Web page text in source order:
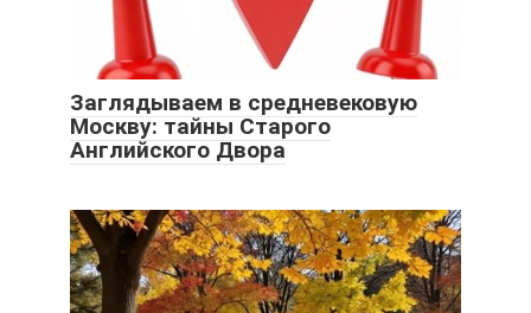
Заглядываем в средневековую
Москву: тайны Старого
Английского Двора